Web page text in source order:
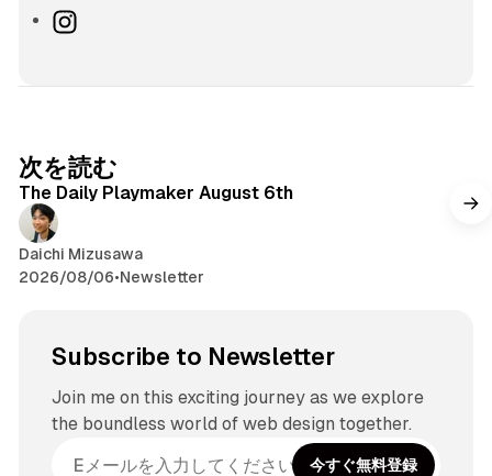
I
g
r
a
次を読む
The Daily Playmaker August 6th
Daichi Mizusawa
2026/08/06•Newsletter
Subscribe to Newsletter
Join me on this exciting journey as we explore
the boundless world of web design together.
今すぐ無料登録